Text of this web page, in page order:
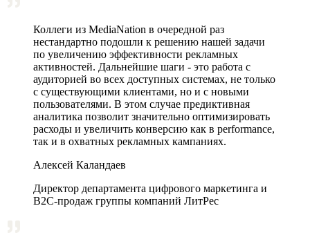
Коллеги из MediaNation в очередной раз
нестандартно подошли к решению нашей задачи
по увеличению эффективности рекламных
активностей. Дальнейшие шаги - это работа с
аудиторией во всех доступных системах, не только
с существующими клиентами, но и с новыми
пользователями. В этом случае предиктивная
аналитика позволит значительно оптимизировать
расходы и увеличить конверсию как в performance,
так и в охватных рекламных кампаниях.
Алексей Каландаев
Директор департамента цифрового маркетинга и
В2С-продаж группы компаний ЛитРес